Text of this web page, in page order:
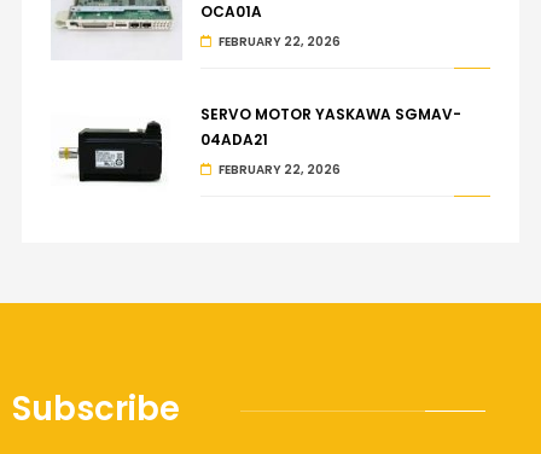
OCA01A
FEBRUARY 22, 2026
SERVO MOTOR YASKAWA SGMAV-
04ADA21
FEBRUARY 22, 2026
Subscribe